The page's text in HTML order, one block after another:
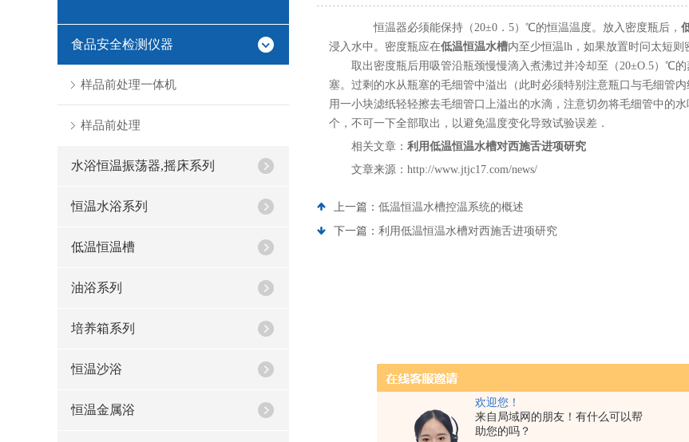
欢迎您！
来自局域网的朋友！有什么可以帮
助您的吗？
食品安全检测仪器
样品前处理一体机
样品前处理
水浴恒温振荡器,摇床系列
恒温水浴系列
低温恒温槽
油浴系列
培养箱系列
恒温沙浴
恒温金属浴
恒温器必须能保持（20±0．5）℃的恒温温度。放入密度瓶后，
浸入水中。密度瓶应在低温恒温水槽内至少恒温lh，如果放置时问太短则
取出密度瓶后用吸管沿瓶颈慢慢滴入煮沸过并冷却至（20±O.5）℃的
塞。过剩的水从瓶塞的毛细管中溢出（此时必须特别注意瓶口与毛细管
用一小块滤纸轻轻擦去毛细管口上溢出的水滴，注意切勿将毛细管中的
个，不可一下全部取出，以避免温度变化导致试验误差．
相关文章： 利用低温恒温水槽对西施舌进项研究
文章来源：http://www.jtjc17.com/news/
上一篇： 低温恒温水槽控温系统的概述
下一篇： 利用低温恒温水槽对西施舌进项研究